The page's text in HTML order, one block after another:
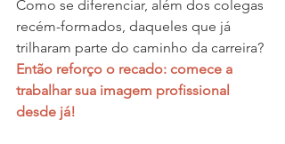
Como se diferenciar, além dos colegas
recém-formados, daqueles que já
trilharam parte do caminho da carreira?
Então reforço o recado: comece a
trabalhar sua imagem profissional
desde já!